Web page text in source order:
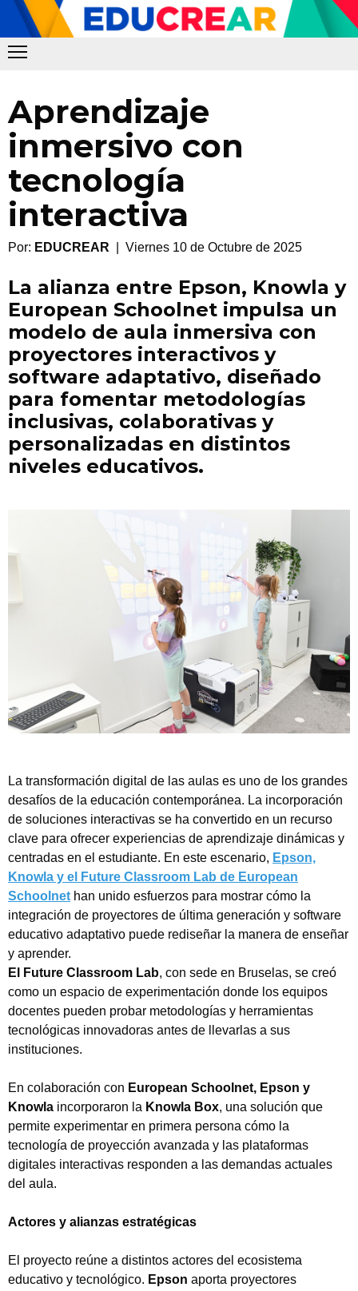
Aprendizaje
inmersivo con
tecnología
interactiva
Por: EDUCREAR | Viernes 10 de Octubre de 2025
La alianza entre Epson, Knowla y
European Schoolnet impulsa un
modelo de aula inmersiva con
proyectores interactivos y
software adaptativo, diseñado
para fomentar metodologías
inclusivas, colaborativas y
personalizadas en distintos
niveles educativos.
La transformación digital de las aulas es uno de los grandes
desafíos de la educación contemporánea. La incorporación
de soluciones interactivas se ha convertido en un recurso
clave para ofrecer experiencias de aprendizaje dinámicas y
centradas en el estudiante. En este escenario, Epson,
Knowla y el Future Classroom Lab de European
Schoolnet han unido esfuerzos para mostrar cómo la
integración de proyectores de última generación y software
educativo adaptativo puede rediseñar la manera de enseñar
y aprender.
El Future Classroom Lab, con sede en Bruselas, se creó
como un espacio de experimentación donde los equipos
docentes pueden probar metodologías y herramientas
tecnológicas innovadoras antes de llevarlas a sus
instituciones.
En colaboración con European Schoolnet, Epson y
Knowla incorporaron la Knowla Box, una solución que
permite experimentar en primera persona cómo la
tecnología de proyección avanzada y las plataformas
digitales interactivas responden a las demandas actuales
del aula.
Actores y alianzas estratégicas
El proyecto reúne a distintos actores del ecosistema
educativo y tecnológico. Epson aporta proyectores